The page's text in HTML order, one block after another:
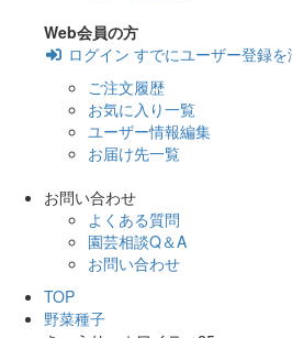
Web会員の方
ログイン すでにユーザー登録
ご注文履歴
お気に入り一覧
ユーザー情報編集
お届け先一覧
お問い合わせ
よくある質問
園芸相談Q＆A
お問い合わせ
TOP
野菜種子